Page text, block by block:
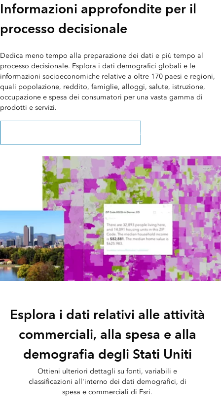
Informazioni approfondite per il
processo decisionale
Dedica meno tempo alla preparazione dei dati e più tempo al
processo decisionale. Esplora i dati demografici globali e le
informazioni socioeconomiche relative a oltre 170 paesi e regioni,
quali popolazione, reddito, famiglie, alloggi, salute, istruzione,
occupazione e spesa dei consumatori per una vasta gamma di
prodotti e servizi.
Ulteriori informazioni su Esri Demographics
Esplora i dati relativi alle attività
commerciali, alla spesa e alla
demografia degli Stati Uniti
Ottieni ulteriori dettagli su fonti, variabili e
classificazioni all'interno dei dati demografici, di
spesa e commerciali di Esri.